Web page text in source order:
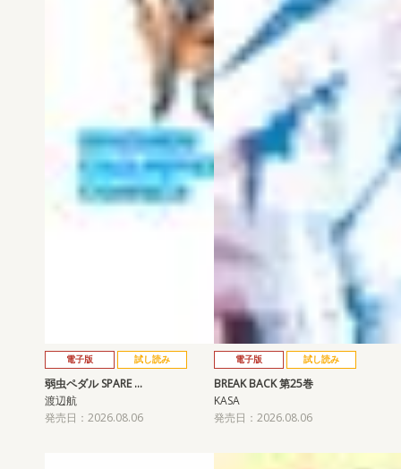
電子版 試し読み
弱虫ペダル SPARE …
渡辺航
発売日：2026.08.06
電子版 試し読み
BREAK BACK 第25巻
KASA
発売日：2026.08.06